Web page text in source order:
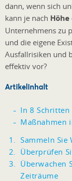
dann, wenn sich
kann je nach
Unternehmens zu
und die eigene
Ausfallrisiken und
effektiv vor?
Artikelinhalt
In 8
Maßnahmen
Sammeln
Überprüfen
Überwachen
Zeiträume